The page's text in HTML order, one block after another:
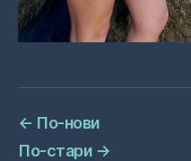
← По-нови
По-стари →